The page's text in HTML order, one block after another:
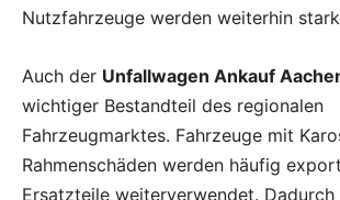
Nutzfahrzeuge werden weiterhin
Auch der Unfallwagen Ankauf
wichtiger Bestandteil des regionalen
Fahrzeugmarktes. Fahrzeuge mit
Rahmenschäden werden häufig
Ersatzteile weiterverwendet. Dadurch